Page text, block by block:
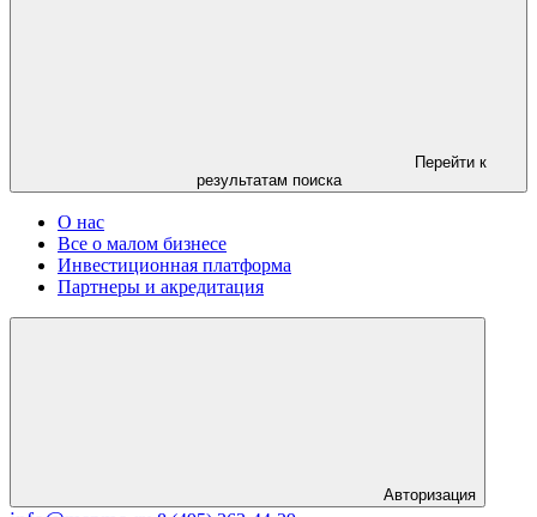
Перейти к
результатам поиска
О нас
Все о малом бизнесе
Инвестиционная платформа
Партнеры и акредитация
Авторизация